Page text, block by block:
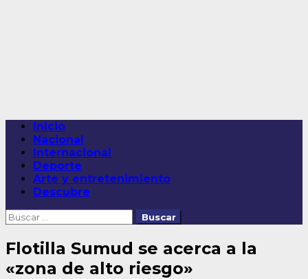
Menú
principal
Inicio
Nacional
Internacional
Deporte
Arte y entretenimiento
Descubre
Buscar:
Flotilla Sumud se acerca a la
«zona de alto riesgo»